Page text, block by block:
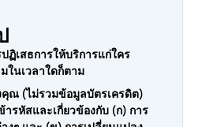
ฏิเสธการให้บริการแก่ใคร
ในเวลาใดก็ตาม
ณ (ไม่รวมข้อมูลบัตรเครดิต)
ารหัสและเกี่ยวข้องกับ (ก) การ